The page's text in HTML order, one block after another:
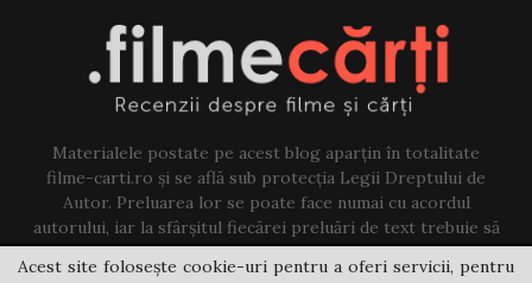
Materialele postate pe acest blog aparțin în totalitate
filme-carti.ro și se află sub protecția Legii Dreptului de
Autor. Preluarea lor se poate face numai cu acordul
autorului, iar la sfârșitul fiecărei preluări de text trebuie să
existe un link către acest blog.
Acest site folosește cookie-uri pentru a oferi servicii, pentru